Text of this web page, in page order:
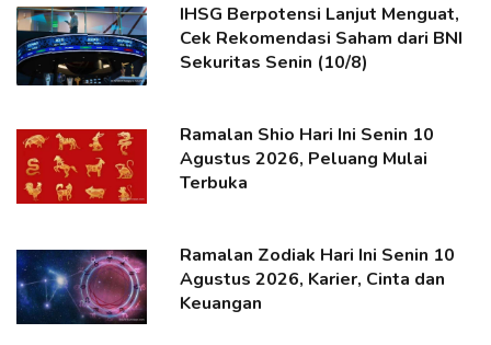
IHSG Berpotensi Lanjut Menguat,
Cek Rekomendasi Saham dari BNI
Sekuritas Senin (10/8)
Ramalan Shio Hari Ini Senin 10
Agustus 2026, Peluang Mulai
Terbuka
Ramalan Zodiak Hari Ini Senin 10
Agustus 2026, Karier, Cinta dan
Keuangan